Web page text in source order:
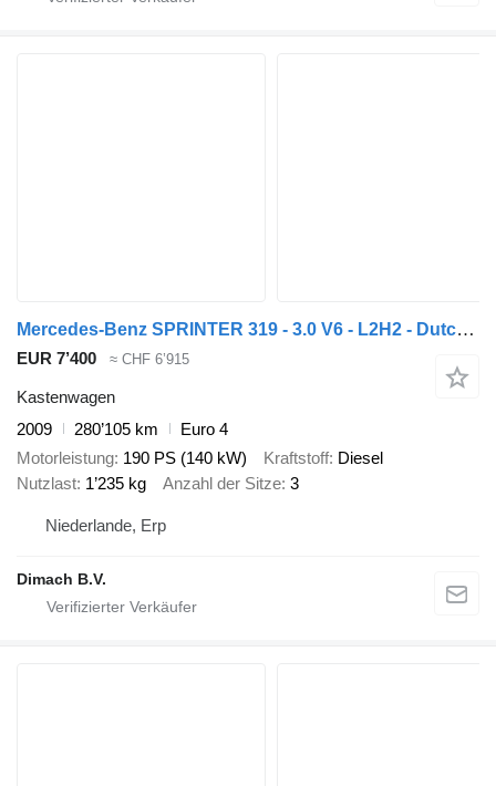
Mercedes-Benz SPRINTER 319 - 3.0 V6 - L2H2 - Dutch vehicle!
EUR 7’400 ≈ CHF 6’915
Kastenwagen
2009
280’105 km
Euro 4
Motorleistung 190 PS (140 kW) Kraftstoff Diesel
Nutzlast 1’235 kg Anzahl der Sitze 3
Niederlande, Erp
Dimach B.V.